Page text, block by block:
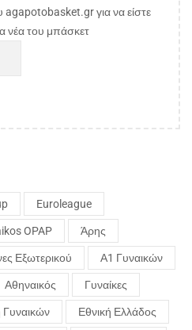
agapotobasket.gr για να είστε
νέα του μπάσκετ
Euroleague
OPAP Άρης
Εξωτερικού Α1 Γυναικών
Αθηναικός Γυναίκες
Γυναικών Εθνική Ελλάδος